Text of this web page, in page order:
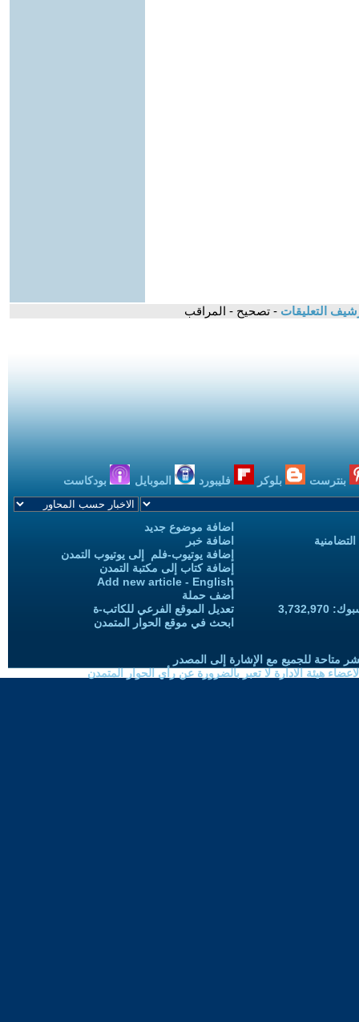
التعليقات - تصحيح - المراقب
بنترست بلوكر فليبورد الموبايل بودكاست
اضافة موضوع جديد
اضافة خبر
إضافة يوتيوب-فلم إلى يوتيوب التمدن
إضافة كتاب إلى مكتبة التمدن
Add new article - English
أضف حملة
تعديل الموقع الفرعي للكاتب-ة
ابحث في موقع الحوار المتمدن
متاحة للجميع مع الإشارة إلى المصدر
هيئة الادارة لا تعبر بالضرورة عن رأي الحوار المتمدن